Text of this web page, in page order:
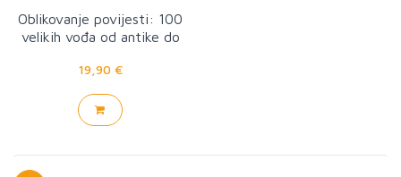
Oblikovanje povijesti: 100
velikih vođa od antike do
19,90 €